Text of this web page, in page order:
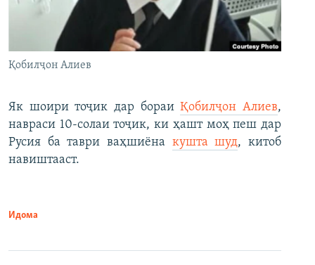
Қобилҷон Алиев
Як шоири тоҷик дар бораиҚобилҷон Алиев,
навраси 10-солаи тоҷик, ки ҳашт моҳ пеш дар
Русия ба таври ваҳшиёна кушта шуд, китоб
навиштааст.
Идома